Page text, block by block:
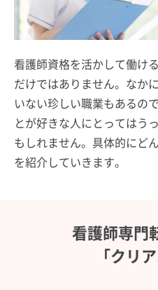
看護師資格を活かして働け
だけではありません。なか
いない珍しい職業もあるの
とが好きな人にとってはう
もしれません。具体的にど
を紹介していきます。
看護師専門
「クリ